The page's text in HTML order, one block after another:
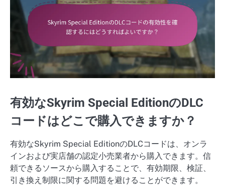
有効なSkyrim Special EditionのDLC
コードはどこで購入できますか？
有効なSkyrim Special EditionのDLCコードは、オンラ
インおよび実店舗の認定小売業者から購入できます。信
頼できるソースから購入することで、有効期限、検証、
引き換え制限に関する問題を避けることができます。